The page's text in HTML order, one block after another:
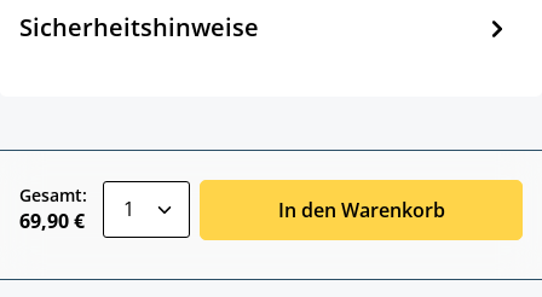
Sicherheitshinweise
Gesamt:
69,90 € In den Warenkorb